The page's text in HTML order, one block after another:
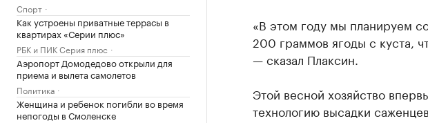
Спорт
Как устроены приватные террасы в
квартирах «Серии плюс»
РБК и ПИК Серия плюс
Аэропорт Домодедово открыли для
приема и вылета самолетов
Политика
Женщина и ребенок погибли во время
непогоды в Смоленске
«В этом году мы планируем
200 граммов ягоды с куста,
— сказал Плаксин.
Этой весной хозяйство
технологию высадки